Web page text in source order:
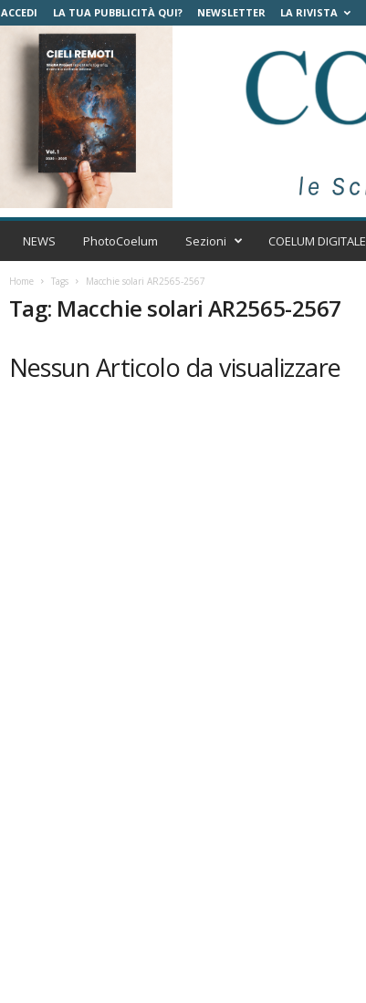
ACCEDI LA TUA PUBBLICITÀ QUI? NEWSLETTER LA RIVISTA
C
l
m
t
NEWS PhotoCoelum Sezioni COELUM DIGITALE
Home Tags Macchie solari AR2565-2567
Tag: Macchie solari AR2565-2567
Nessun Articolo da visualizzare